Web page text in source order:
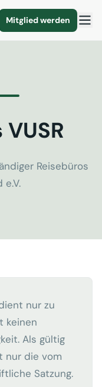
Mitglied werden
Reisebüros
e.V.
nur zu
keinen
Als gültig
nur die vom
Satzung.